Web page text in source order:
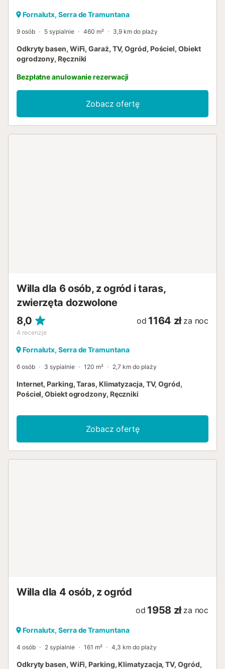
Fornalutx, Serra de Tramuntana
9 osób 5 sypialnie 460 m² 3,9 km do plaży
Odkryty basen, WiFi, Garaż, TV, Ogród, Pościel, Obiekt
ogrodzony, Ręczniki
Bezpłatne anulowanie rezerwacji
Zobacz ofertę
Willa dla 6 osób, z ogród i taras,
zwierzęta dozwolone
8,0
4 recenzje
od 1164 zł za noc
Fornalutx, Serra de Tramuntana
6 osób 3 sypialnie 120 m² 2,7 km do plaży
Internet, Parking, Taras, Klimatyzacja, TV, Ogród,
Pościel, Obiekt ogrodzony, Ręczniki
Zobacz ofertę
Willa dla 4 osób, z ogród
od 1958 zł za noc
Fornalutx, Serra de Tramuntana
4 osób 2 sypialnie 161 m² 4,3 km do plaży
Odkryty basen, WiFi, Parking, Klimatyzacja, TV, Ogród,